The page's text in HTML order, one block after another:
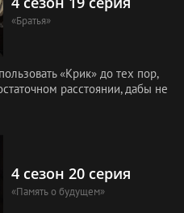
«Братья»
«Крик» до тех пор,
расстоянии, дабы не
4 сезон 20 серия
«Память о будущем»